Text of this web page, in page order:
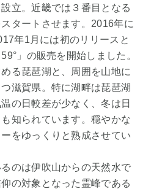
立。近畿では３番目となる
タートさせます。2016年に
年1月には初のリリースと
」の販売を開始しました。
る琵琶湖と、周囲を山地に
滋賀県。特に湖畔は琵琶湖
の日較差が少なく、冬は日
知られています。穏やかな
をゆっくりと熟成させてい
のは伊吹山からの天然水で
の対象となった霊峰である